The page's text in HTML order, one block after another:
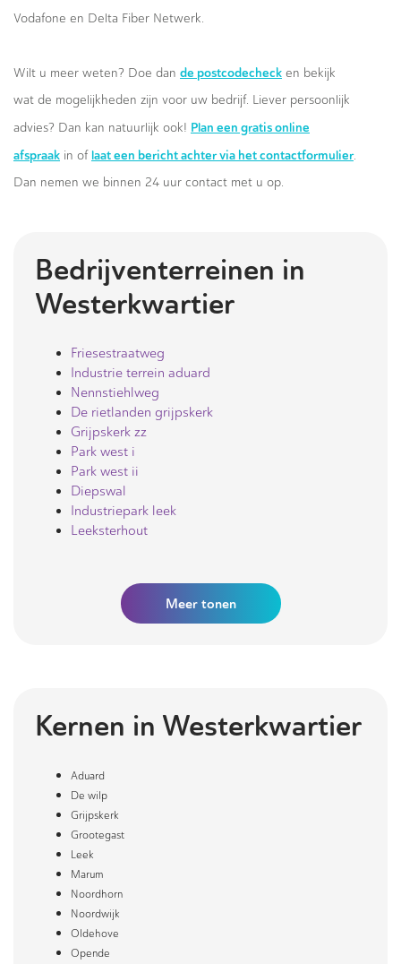
Vodafone en Delta Fiber Netwerk.
Wilt u meer weten? Doe dan de postcodecheck en bekijk
wat de mogelijkheden zijn voor uw bedrijf. Liever persoonlijk
advies? Dan kan natuurlijk ook! Plan een gratis online
afspraak in of laat een bericht achter via het contactformulier.
Dan nemen we binnen 24 uur contact met u op.
Bedrijventerreinen in
Westerkwartier
Friesestraatweg
Industrie terrein aduard
Nennstiehlweg
De rietlanden grijpskerk
Grijpskerk zz
Park west i
Park west ii
Diepswal
Industriepark leek
Leeksterhout
Meertonen
Kernen in Westerkwartier
Aduard
De wilp
Grijpskerk
Grootegast
Leek
Marum
Noordhorn
Noordwijk
Oldehove
Opende